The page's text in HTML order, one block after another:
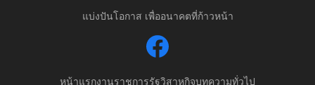
แบ่งปันโอกาส เพื่ออนาคตที่ก้าวหน้า
หน้าแรกงานราชการรัฐวิสาหกิจบทความทั่วไป